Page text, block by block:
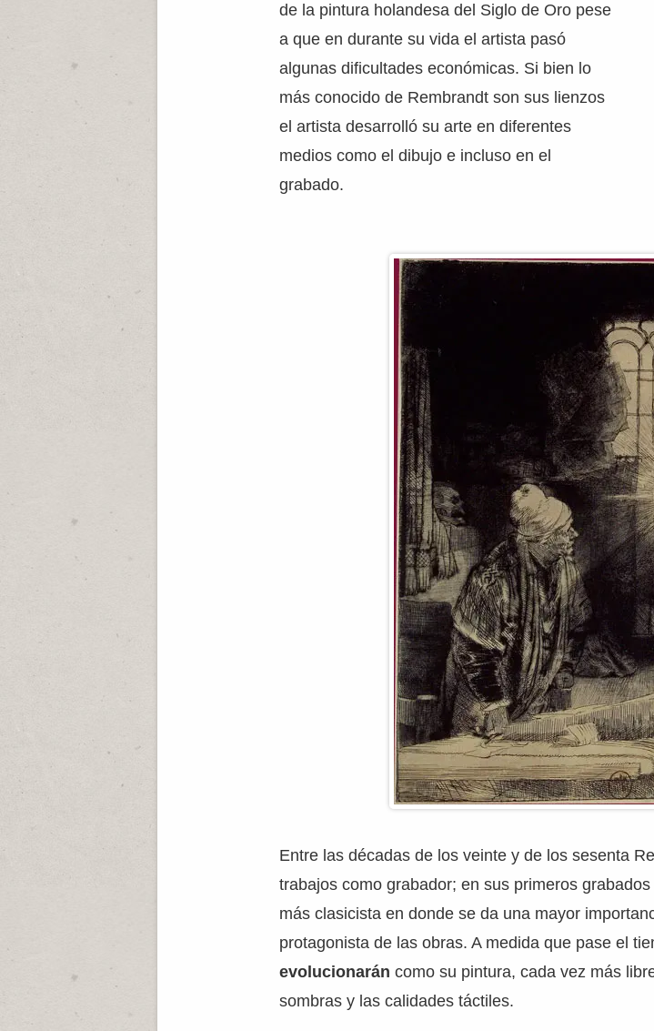
de la pintura holandesa del Siglo de Oro pese
a que en durante su vida el artista pasó
algunas dificultades económicas. Si bien lo
más conocido de Rembrandt son sus lienzos
el artista desarrolló su arte en diferentes
medios como el dibujo e incluso en el
grabado.
Entre las décadas de los veinte y de los sesenta
trabajos como grabador; en sus primeros
más clasicista en donde se da una mayor
protagonista de las obras. A medida que pase el
evolucionarán como su pintura, cada vez más
sombras y las calidades táctiles.